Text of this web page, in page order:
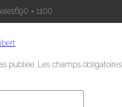
1690 × 1100
publiée. Les champs obligatoires